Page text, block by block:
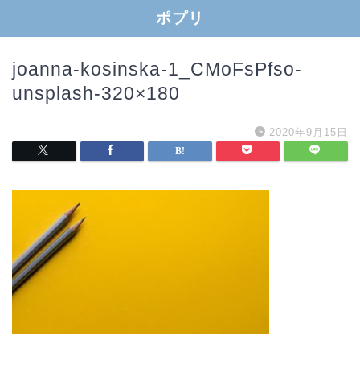
ポプリ
joanna-kosinska-1_CMoFsPfso-
unsplash-320×180
2020年9月15日